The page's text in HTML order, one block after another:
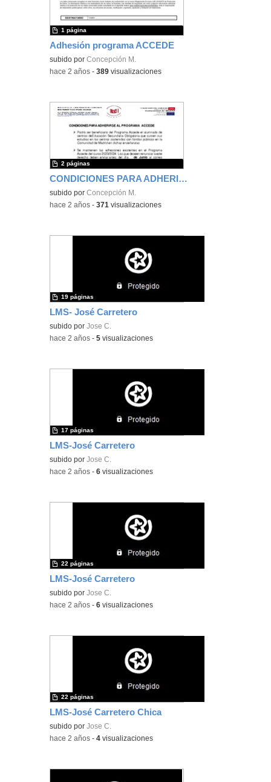
Adhesión programa ACCEDE
subido porConcepción M.
1 página
-hace 2 años -389 visualizaciones
CONDICIONES PARA ADHERIRSE AL PROGRAMA ACCEDE
subido porConcepción M.
2 páginas
-hace 2 años -371 visualizaciones
LMS- José Carretero
subido porJose C.
19 páginas
-hace 2 años -5 visualizaciones
LMS-José Carretero
subido porJose C.
17 páginas
-hace 2 años -6 visualizaciones
LMS-José Carretero
subido porJose C.
22 páginas
-hace 2 años -6 visualizaciones
LMS-José Carretero Chica
subido porJose C.
22 páginas
-hace 2 años -4 visualizaciones